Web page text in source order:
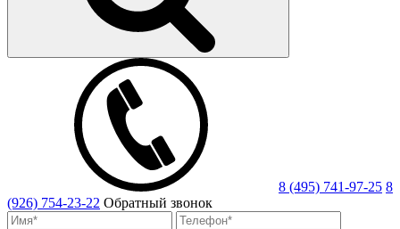
8 (495) 741-97-25 8
(926) 754-23-22 Обратный звонок